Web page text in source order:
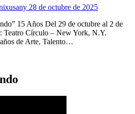
28 de octubre de 2025
Teatro Círculo – New York, N.Y.
de Arte, Talento…